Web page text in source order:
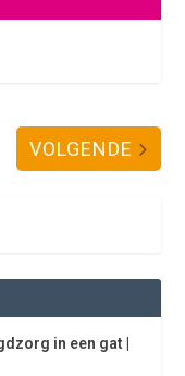
VOLGENDE
in een gat |